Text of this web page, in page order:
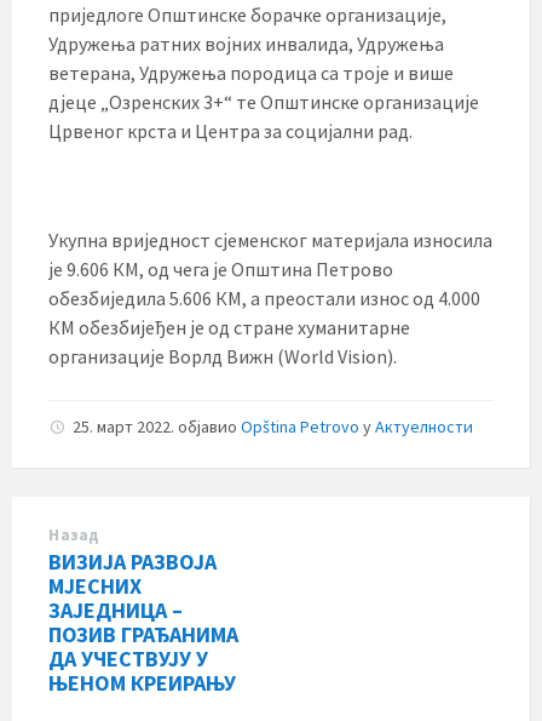
приједлоге Општинске борачке организације,
Удружења ратних војних инвалида, Удружења
ветерана, Удружења породица са троје и више
дјеце „Озренских 3+“ те Општинске организације
Црвеног крста и Центра за социјални рад.
Укупна вриједност сјеменског материјала износила
је 9.606 КМ, од чега је Општина Петрово
обезбиједила 5.606 КМ, а преостали износ од 4.000
КМ обезбијеђен је од стране хуманитарне
организације Ворлд Вижн (World Vision).
25. март 2022. објавио Opština Petrovo уАктуелности
Назад
ВИЗИЈА РАЗВОЈА
МЈЕСНИХ
ЗАЈЕДНИЦА –
ПОЗИВ ГРАЂАНИМА
ДА УЧЕСТВУЈУ У
ЊЕНОМ КРЕИРАЊУ